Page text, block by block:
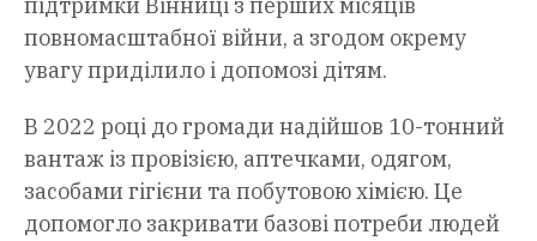
підтримки Вінниці з перших місяців
повномасштабної війни, а згодом окрему
увагу приділило і допомозі дітям.
В 2022 році до громади надійшов 10-тонний
вантаж із провізією, аптечками, одягом,
засобами гігієни та побутовою хімією. Це
допомогло закривати базові потреби людей